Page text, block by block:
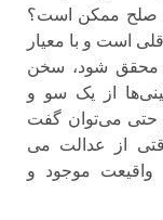
صلح ممکن است؟
است و با معیار
محقق شود، سخن
از یک سو و
حتی می‌توان گفت
از عدالت می
واقیعت موجود و